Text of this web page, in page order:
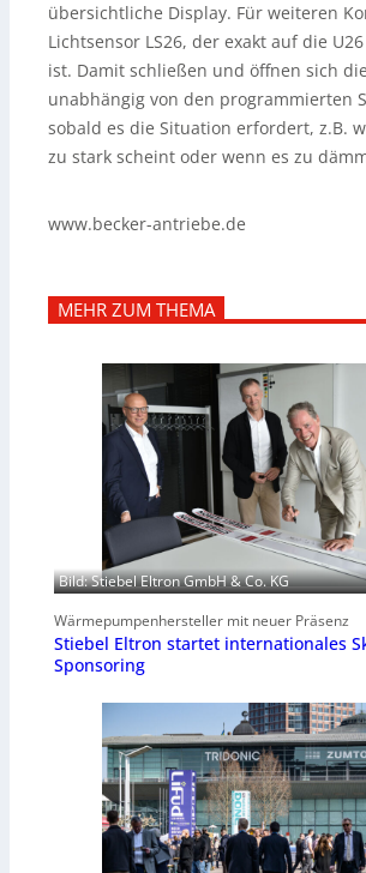
übersichtliche Display. Für weiteren
Lichtsensor LS26, der exakt auf die
ist. Damit schließen und öffnen sich
unabhängig von den programmierten
sobald es die Situation erfordert, z.B.
zu stark scheint oder wenn es zu
www.becker-antriebe.de
MEHR ZUM THEMA
Bild: Stiebel Eltron GmbH & Co. KG
Wärmepumpenhersteller mit neuer Präsenz
Stiebel Eltron startet internationales
Sponsoring